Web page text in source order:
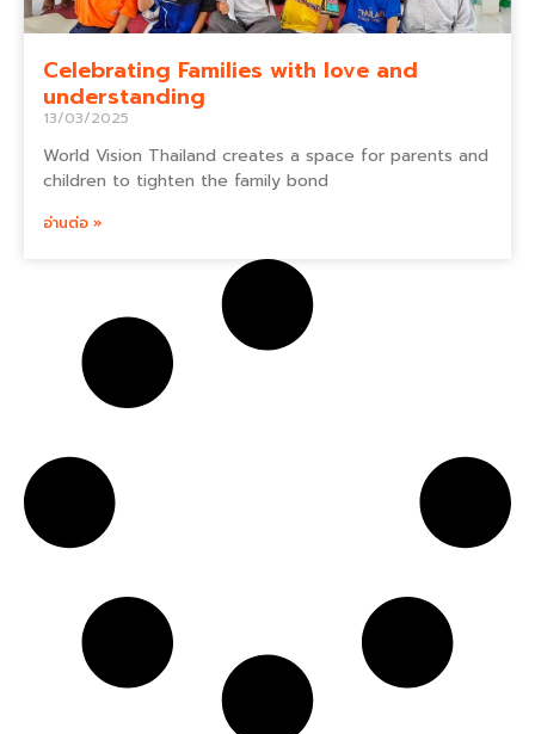
Celebrating Families with love and
understanding
13/03/2025
World Vision Thailand creates a space for parents and
children to tighten the family bond
อ่านต่อ »